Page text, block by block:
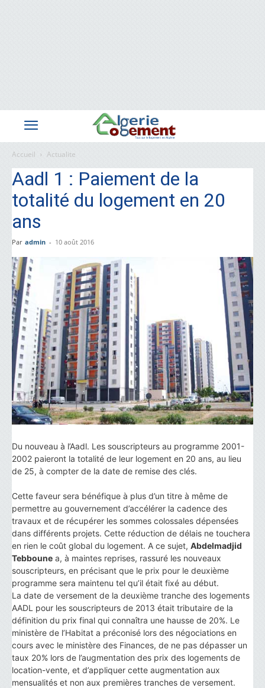
Accueil Actualite
Aadl 1 : Paiement de la
totalité du logement en 20
ans
Par admin - 10 août 2016
Du nouveau à l’Aadl. Les souscripteurs au programme 2001-
2002 paieront la totalité de leur logement en 20 ans, au lieu
de 25, à compter de la date de remise des clés.
Cette faveur sera bénéfique à plus d’un titre à même de
permettre au gouvernement d’accélérer la cadence des
travaux et de récupérer les sommes colossales dépensées
dans différents projets. Cette réduction de délais ne touchera
en rien le coût global du logement. A ce sujet, Abdelmadjid
Tebboune a, à maintes reprises, rassuré les nouveaux
souscripteurs, en précisant que le prix pour le deuxième
programme sera maintenu tel qu’il était fixé au début.
La date de versement de la deuxième tranche des logements
AADL pour les souscripteurs de 2013 était tributaire de la
définition du prix final qui connaîtra une hausse de 20%. Le
ministère de l’Habitat a préconisé lors des négociations en
cours avec le ministère des Finances, de ne pas dépasser un
taux 20% lors de l’augmentation des prix des logements de
location-vente, et d’appliquer cette augmentation aux
mensualités et non aux premières tranches de versement.